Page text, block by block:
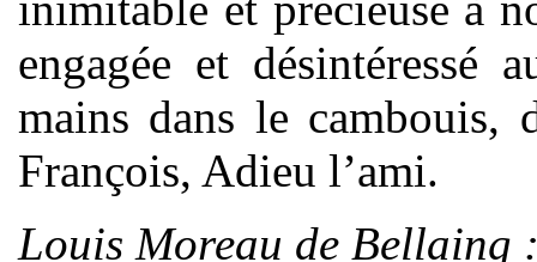
engagée et désintéressé
mains dans le
François, Adieu l’ami.
Louis Moreau de Bellaing